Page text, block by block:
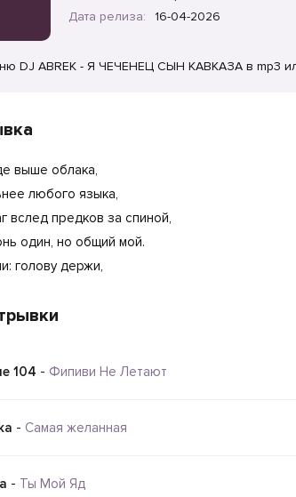
Дата релиза:
16-04-2026
DJ ABREK - Я ЧЕЧЕНЕЦ СЫН КАВКАЗА в mp3
выше облака,
любого языка,
вслед предков за спиной,
один, но общий мой.
голову держи,
104 - Фипиви Не Летают
- Самая желанная
- Ты Мой Яд